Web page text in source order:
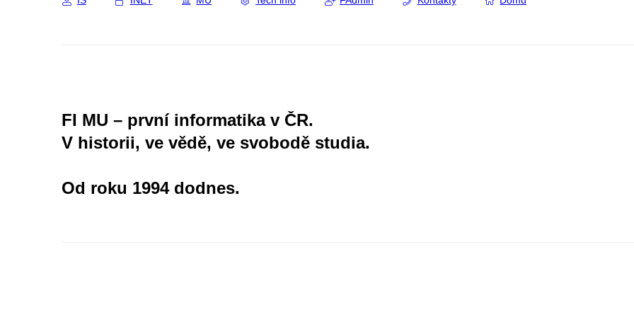
FI MU – první informatika v ČR.
V historii, ve vědě, ve svobodě studia.
Od roku 1994 dodnes.